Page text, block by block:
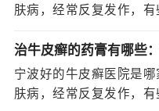
肤病，经常反复发作，
上牛皮癣，甚至脚上会
方便，总想用手挠，给 [
宁波好的牛皮癣医院是
肤病，经常反复发作，